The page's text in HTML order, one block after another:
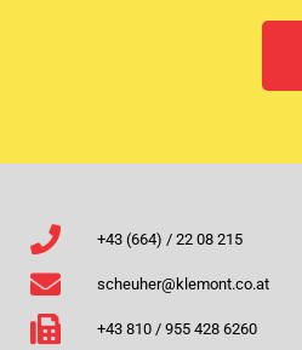
+43 (664) / 22 08 215
scheuher@klemont.co.at
+43 810 / 955 428 6260